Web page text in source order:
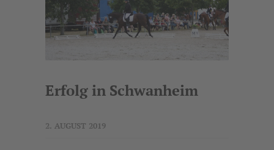
Erfolg in Schwanheim
2. AUGUST 2019